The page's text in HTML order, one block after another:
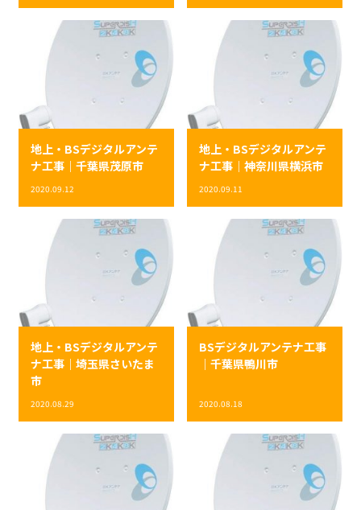
地上・BSデジタルアンテ
ナ工事｜千葉県茂原市
2020.09.12
地上・BSデジタルアンテ
ナ工事｜神奈川県横浜市
2020.09.11
地上・BSデジタルアンテ
ナ工事｜埼玉県さいたま
市
2020.08.29
BSデジタルアンテナ工事
｜千葉県鴨川市
2020.08.18